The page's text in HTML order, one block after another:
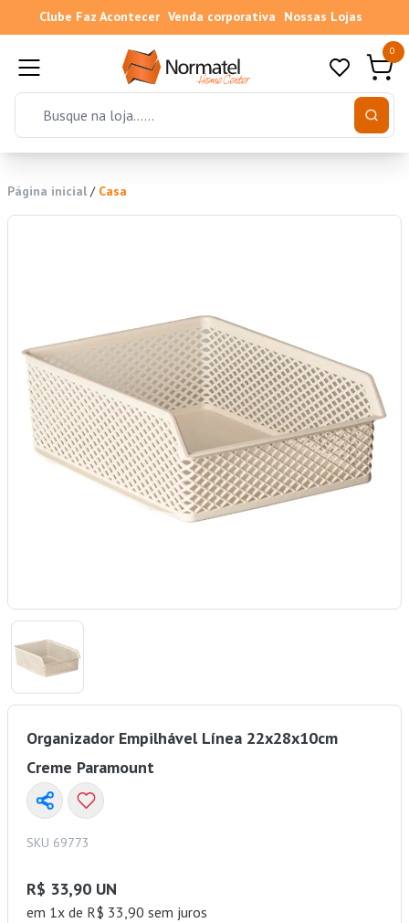
Clube Faz Acontecer Venda corporativa Nossas Lojas
0
Página inicial / Casa
Organizador Empilhável Línea 22x28x10cm
Creme Paramount
SKU 69773
R$ 33,90 UN
em 1x de R$ 33,90 sem juros